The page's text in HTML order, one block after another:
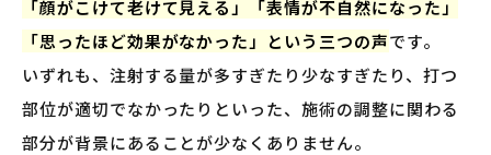
「顔がこけて老けて見える」「表情が不自然になった」
「思ったほど効果がなかった」という三つの声です。
いずれも、注射する量が多すぎたり少なすぎたり、打つ
部位が適切でなかったりといった、施術の調整に関わる
部分が背景にあることが少なくありません。